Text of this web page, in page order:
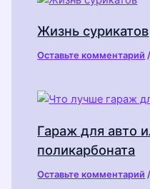
Жизнь сурикатов
Оставьте комментарий
Гараж для авто
поликарбоната
Оставьте комментарий